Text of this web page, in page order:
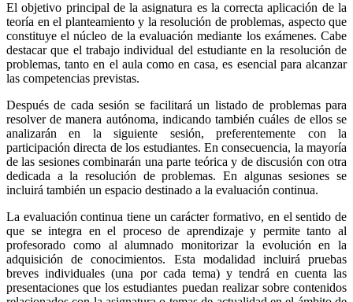
El objetivo principal de la asignatura es la correcta aplicación de la
teoría en el planteamiento y la resolución de problemas, aspecto que
constituye el núcleo de la evaluación mediante los exámenes. Cabe
destacar que el trabajo individual del estudiante en la resolución de
problemas, tanto en el aula como en casa, es esencial para alcanzar
las competencias previstas.
Después de cada sesión se facilitará un listado de problemas para
resolver de manera autónoma, indicando también cuáles de ellos se
analizarán en la siguiente sesión, preferentemente con la
participación directa de los estudiantes. En consecuencia, la mayoría
de las sesiones combinarán una parte teórica y de discusión con otra
dedicada a la resolución de problemas. En algunas sesiones se
incluirá también un espacio destinado a la evaluación continua.
La evaluación continua tiene un carácter formativo, en el sentido de
que se integra en el proceso de aprendizaje y permite tanto al
profesorado como al alumnado monitorizar la evolución en la
adquisición de conocimientos. Esta modalidad incluirá pruebas
breves individuales (una por cada tema) y tendrá en cuenta las
presentaciones que los estudiantes puedan realizar sobre contenidos